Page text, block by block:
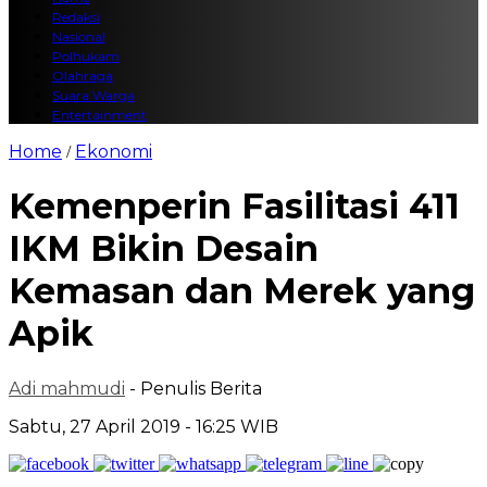
Redaksi
Nasional
Polhukam
Olahraga
Suara Warga
Entertainment
Home / Ekonomi
Kemenperin Fasilitasi 411
IKM Bikin Desain
Kemasan dan Merek yang
Apik
Adi mahmudi - Penulis Berita
Sabtu, 27 April 2019 - 16:25 WIB